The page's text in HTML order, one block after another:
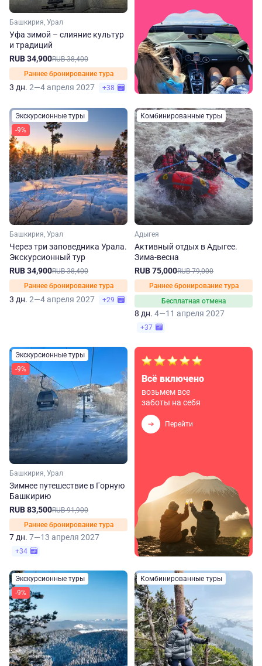
Башкирия, Урал
Уфа зимой – слияние культур
и традиций
RUB 34,900RUB 38,400
Раннее бронирование тура
3 дн. 2—4 апреля 2027 +38
Экскурсионные туры
-9%
Башкирия, Урал
Через три заповедника Урала.
Экскурсионный тур
RUB 34,900RUB 38,400
Раннее бронирование тура
3 дн. 2—4 апреля 2027 +29
Комбинированные туры
Адыгея
Активный отдых в Адыгее.
Зима-весна
RUB 75,000RUB 79,000
Раннее бронирование тура
Бесплатная отмена
8 дн. 4—11 апреля 2027
+37
Экскурсионные туры
-9%
Башкирия, Урал
Зимнее путешествие в Горную
Башкирию
RUB 83,500RUB 91,900
Раннее бронирование тура
7 дн. 7—13 апреля 2027
+34
Всё включено
возьмем все
заботы на себя
Перейти
Экскурсионные туры
-9%
Комбинированные туры